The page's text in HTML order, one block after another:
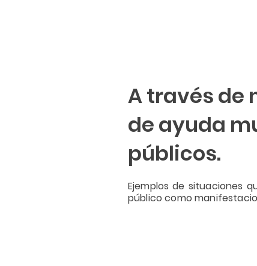
A través de
de ayuda
públicos.
Ejemplos de situaciones
público como